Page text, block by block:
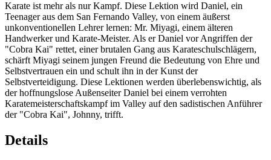
Karate ist mehr als nur Kampf. Diese Lektion wird Daniel, ein
Teenager aus dem San Fernando Valley, von einem äußerst
unkonventionellen Lehrer lernen: Mr. Miyagi, einem älteren
Handwerker und Karate-Meister. Als er Daniel vor Angriffen der
"Cobra Kai" rettet, einer brutalen Gang aus Karateschulschlägern,
schärft Miyagi seinem jungen Freund die Bedeutung von Ehre und
Selbstvertrauen ein und schult ihn in der Kunst der
Selbstverteidigung. Diese Lektionen werden überlebenswichtig, als
der hoffnungslose Außenseiter Daniel bei einem verrohten
Karatemeisterschaftskampf im Valley auf den sadistischen Anführer
der "Cobra Kai", Johnny, trifft.
Details